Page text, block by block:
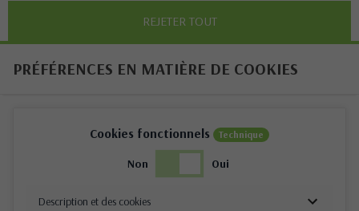
REJETER TOUT
PRÉFÉRENCES EN MATIÈRE DE COOKIES
Cookies fonctionnels Technique
Non Oui
Description et des cookies